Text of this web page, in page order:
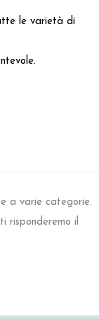
le varietà di
a varie categorie.
risponderemo il